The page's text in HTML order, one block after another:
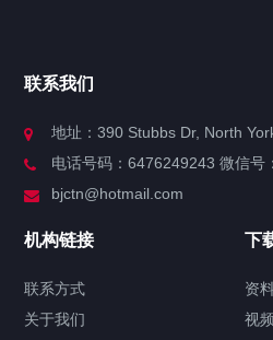
服务分类
签署类文件海牙认证程序费用
联系我们
地址：390 Stubbs Dr, North
电话号码：6476249243 微信号
bjctn@hotmail.com
机构链接
联系方式
关于我们
下
资
视